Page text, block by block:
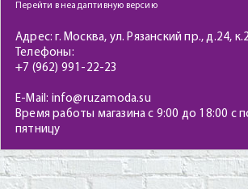
Перейти в неадаптивную версию
Адрес: г. Москва, ул. Рязанский пр., д.24, к.2
Телефоны:
+7 (962) 991-22-23
E-Mail: info@ruzamoda.su
Время работы магазина с 9:00 до 18:00 с
пятницу